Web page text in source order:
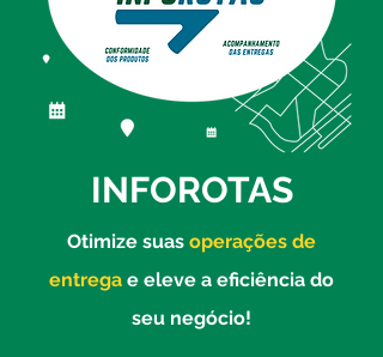
INFOROTAS
Otimize suas operações de
entrega e eleve a eficiência do
seu negócio!